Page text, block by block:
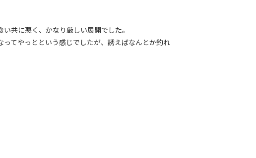
共に悪く、かなり厳しい展開でした。
ってやっとという感じでしたが、誘えばなんとか釣れ